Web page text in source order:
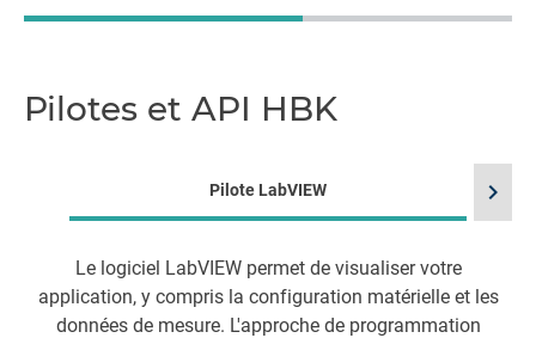
Pilotes et API HBK
Pilote LabVIEW
Le logiciel LabVIEW permet de visualiser votre
application, y compris la configuration matérielle et les
données de mesure. L'approche de programmation
chevron_right